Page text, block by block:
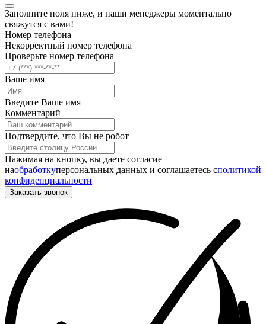
Заполните поля ниже, и наши менеджеры моментально
свяжутся с вами!
Номер телефона
Некорректный номер телефона
Проверьте номер телефона
Ваше имя
Введите Ваше имя
Комментарий
Подтвердите, что Вы не робот
Нажимая на кнопку, вы даете согласие
наобработкуперсональных данных и соглашаетесь cполитикой
конфиденциальности
Заказать звонок